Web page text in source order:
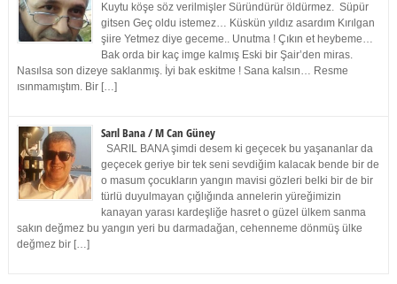
Kuytu köşe söz verilmişler Süründürür öldürmez. Süpür
gitsen Geç oldu istemez… Küskün yıldız asardım Kırılgan
şiire Yetmez diye geceme.. Unutma ! Çıkın et heybeme…
Bak orda bir kaç imge kalmış Eski bir Şair’den miras.
Nasılsa son dizeye saklanmış. İyi bak eskitme ! Sana kalsın… Resme
ısınmamıştım. Bir […]
Sarıl Bana / M Can Güney
SARIL BANA şimdi desem ki geçecek bu yaşananlar da
geçecek geriye bir tek seni sevdiğim kalacak bende bir de
o masum çocukların yangın mavisi gözleri belki bir de bir
türlü duyulmayan çığlığında annelerin yüreğimizin
kanayan yarası kardeşliğe hasret o güzel ülkem sanma
sakın değmez bu yangın yeri bu darmadağan, cehenneme dönmüş ülke
değmez bir […]